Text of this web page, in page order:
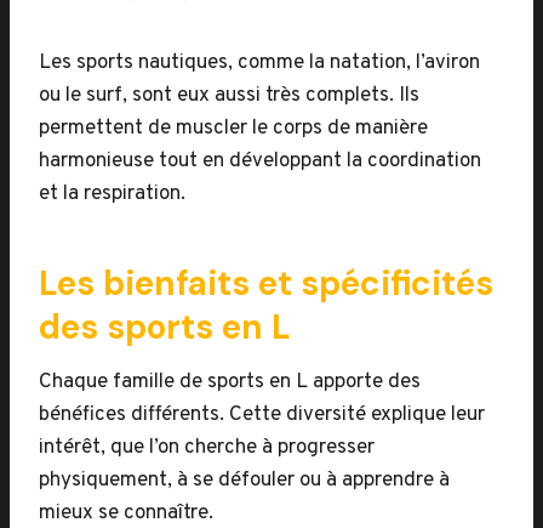
Les sports nautiques, comme la natation, l’aviron
ou le surf, sont eux aussi très complets. Ils
permettent de muscler le corps de manière
harmonieuse tout en développant la coordination
et la respiration.
Les bienfaits et spécificités
des sports en L
Chaque famille de sports en L apporte des
bénéfices différents. Cette diversité explique leur
intérêt, que l’on cherche à progresser
physiquement, à se défouler ou à apprendre à
mieux se connaître.